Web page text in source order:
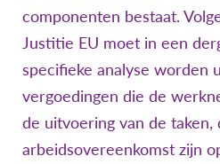
componenten bestaat.
Justitie EU moet in een
specifieke analyse worden
vergoedingen die de
de uitvoering van de taken,
arbeidsovereenkomst zijn